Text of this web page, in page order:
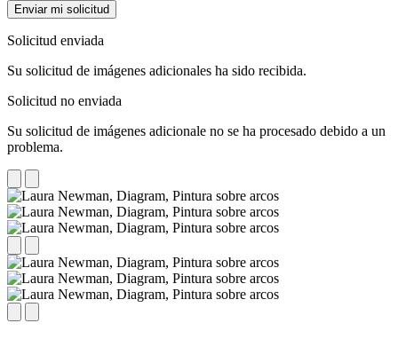
Enviar mi solicitud
Solicitud enviada
Su solicitud de imágenes adicionales ha sido recibida.
Solicitud no enviada
Su solicitud de imágenes adicionale no se ha procesado debido a un
problema.